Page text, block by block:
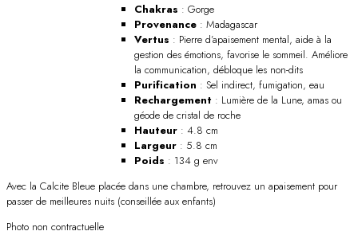
Chakras : Gorge
Provenance : Madagascar
Vertus : Pierre d’apaisement mental, aide à la
gestion des émotions, favorise le sommeil. Améliore
la communication, débloque les non-dits
Purification : Sel indirect, fumigation, eau
Rechargement : Lumière de la Lune, amas ou
géode de cristal de roche
Hauteur : 4.8 cm
Largeur : 5.8 cm
Poids : 134 g env
Avec la Calcite Bleue placée dans une chambre, retrouvez un apaisement pour
passer de meilleures nuits (conseillée aux enfants)
Photo non contractuelle